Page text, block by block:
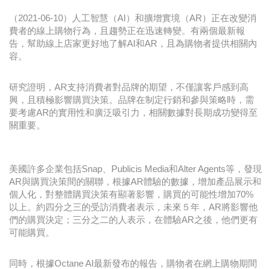
（2021-06-10）人工智慧（AI）和擴增實境（AR）正在改變消
費者的線上購物行為，且趨勢正在迅速轉變。有兩個最新報
告，幫助線上店家更好地了解AI和AR，且為購物者提供相關內
容。
研究證明，AR支持消費者對品牌的期望，不僅讓客戶感到高
興，且積極影響購買決策。品牌在制定行銷和參與策略時，需
要考慮AR的實用性和廣泛吸引力，相關數據對長期成功變得至
關重要。
美國許多企業包括Snap、Publicis Media和Alter Agents等，發現
AR與購買決策間的關聯，根據AR體驗的數據，增加產品展示和
個人化，對整體購買決策有顯著影響，購買的可能性增加70%
以上。約四分之三的受訪消費者表示，未來５年，AR將影響他
們的購買決定；三分​​之二的人表示，在體驗AR之後，他們更有
可能購買。
同時，根據Octane AI最新發布的報告，購物者在網上購物期間